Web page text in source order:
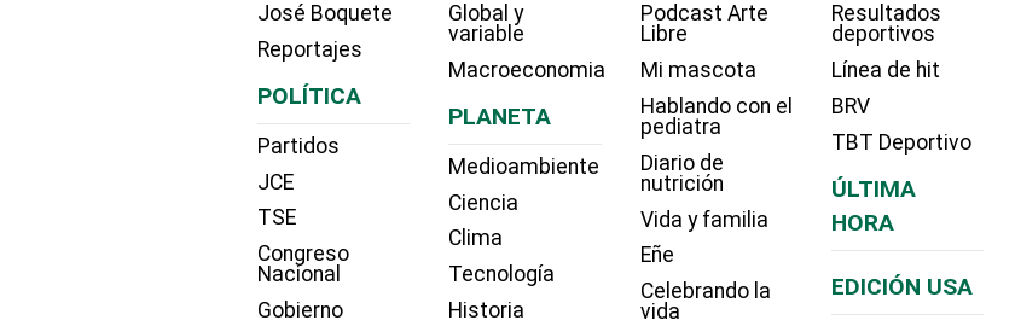
José Boquete
Reportajes
POLÍTICA
Partidos
JCE
TSE
Congreso
Nacional
Gobierno
Global y
variable
Macroeconomia
PLANETA
Medioambiente
Ciencia
Clima
Tecnología
Historia
Podcast Arte
Libre
Mi mascota
Hablando con el
pediatra
Diario de
nutrición
Vida y familia
Eñe
Celebrando la
vida
Resultados
deportivos
Línea de hit
BRV
TBT Deportivo
ÚLTIMA
HORA
EDICIÓN USA